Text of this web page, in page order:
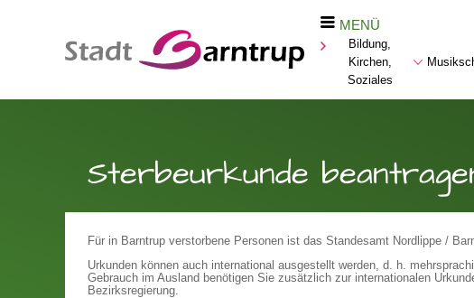
MENÜ
Bildung,
Kirchen,
Soziales
Sterbeurkunde
Für in Barntrup verstorbene Personen ist das Standesamt Nordlippe /
Urkunden können auch international ausgestellt werden, d. h.
Gebrauch im Ausland benötigen Sie zusätzlich zur internationalen
Bezirksregierung.